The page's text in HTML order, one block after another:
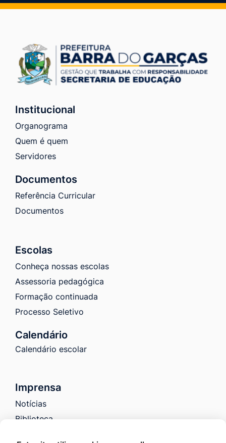
Institucional
Organograma
Quem é quem
Servidores
Documentos
Referência Curricular
Documentos
Escolas
Conheça nossas escolas
Assessoria pedagógica
Formação continuada
Processo Seletivo
Calendário
Calendário escolar
Imprensa
Notícias
Biblioteca